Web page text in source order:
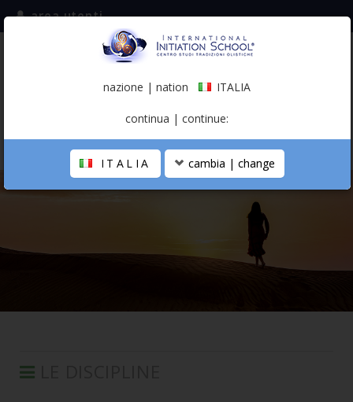
iscriviti alla mailing list
(italiano)
area utenti
LA SCUOLA
nazione | nation ITALIA
continua | continue:
ITALIA cambia | change